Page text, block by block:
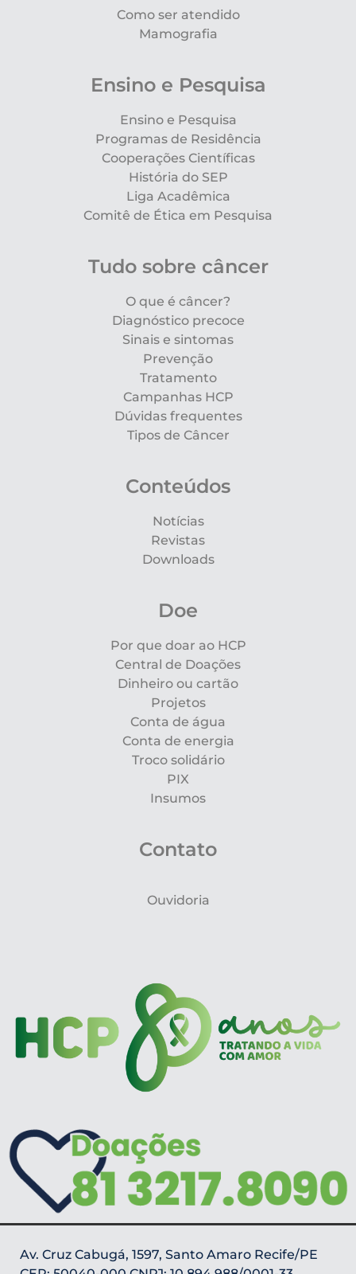
Como ser atendido
Mamografia
Ensino e Pesquisa
Ensino e Pesquisa
Programas de Residência
Cooperações Científicas
História do SEP
Liga Acadêmica
Comitê de Ética em Pesquisa
Tudo sobre câncer
O que é câncer?
Diagnóstico precoce
Sinais e sintomas
Prevenção
Tratamento
Campanhas HCP
Dúvidas frequentes
Tipos de Câncer
Conteúdos
Notícias
Revistas
Downloads
Doe
Por que doar ao HCP
Central de Doações
Dinheiro ou cartão
Projetos
Conta de água
Conta de energia
Troco solidário
PIX
Insumos
Contato
Ouvidoria
Av. Cruz Cabugá, 1597, Santo Amaro Recife/PE